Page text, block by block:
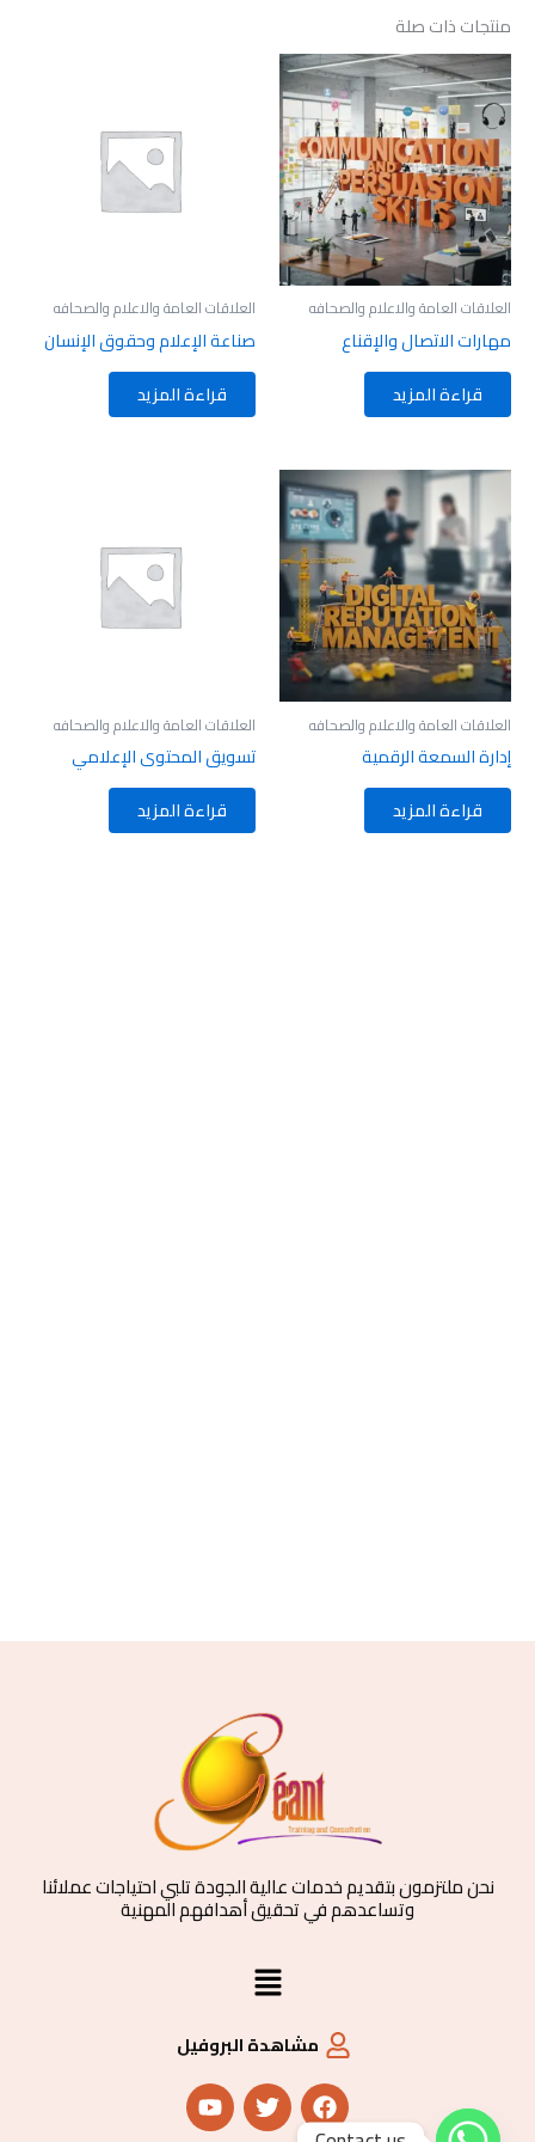
منتجات ذات صلة
العلاقات العامة والاعلام والصحافه
مهارات الاتصال والإقناع
قراءة المزيد
العلاقات العامة والاعلام والصحافه
صناعة الإعلام وحقوق الإنسان
قراءة المزيد
العلاقات العامة والاعلام والصحافه
إدارة السمعة الرقمية
قراءة المزيد
العلاقات العامة والاعلام والصحافه
تسويق المحتوى الإعلامي
قراءة المزيد
نحن ملتزمون بتقديم خدمات عالية الجودة تلبي احتياجات عملائنا
وتساعدهم في تحقيق أهدافهم المهنية
القائمة
مشاهدة البروفيل
F
a
T
w
Y
o